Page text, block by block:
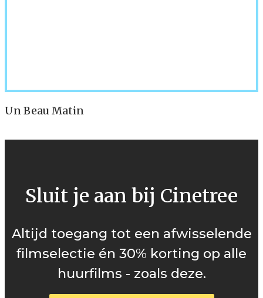
Un Beau Matin
Sluit je aan bij Cinetree
Altijd toegang tot een afwisselende
filmselectie én 30% korting op alle
huurfilms - zoals deze.